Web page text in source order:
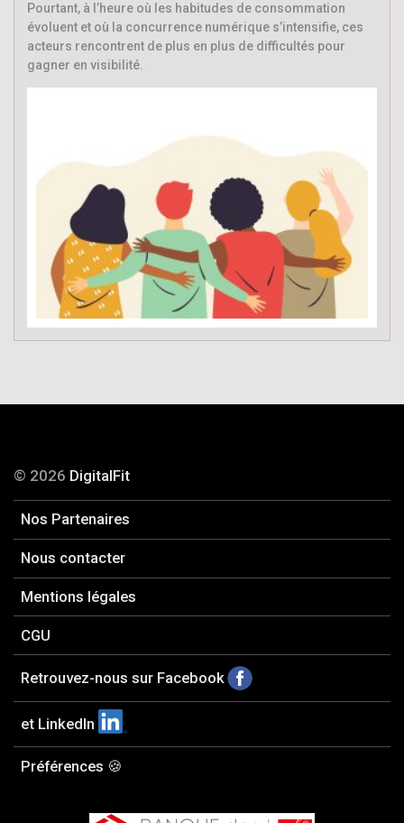
Pourtant, à l’heure où les habitudes de consommation
évoluent et où la concurrence numérique s’intensifie, ces
acteurs rencontrent de plus en plus de difficultés pour
gagner en visibilité.
© 2026 DigitalFit
Nos Partenaires
Nous contacter
Mentions légales
CGU
Retrouvez-nous sur Facebook
et LinkedIn
Préférences 🍪